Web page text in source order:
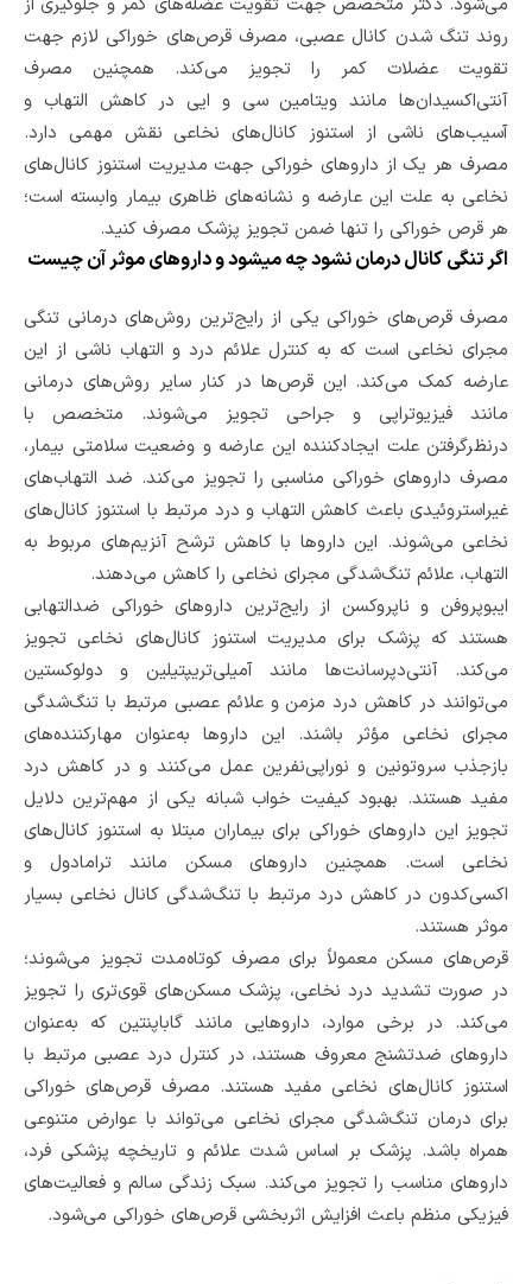
می‌شود. دکتر متخصص‌ جهت تقویت عضله‌های کمر و جلوگیری از
روند تنگ شدن کانال عصبی، مصرف قرص‌های خوراکی لازم جهت
تقویت عضلات کمر را تجویز می‌کند. همچنین مصرف
آنتی‌اکسیدان‌ها مانند ویتامین سی و ایی در کاهش التهاب و
آسیب‌های ناشی از استنوز کانال‌های نخاعی نقش مهمی دارد.
مصرف هر یک از داروهای خوراکی جهت مدیریت استنوز کانال‌های
نخاعی به علت این عارضه و نشانه‌های ظاهری بیمار وابسته است؛
هر قرص خوراکی را تنها ضمن تجویز پزشک مصرف کنید.
اگر تنگی کانال درمان نشود چه میشود و داروهای موثر آن چیست
مصرف قرص‌های خوراکی یکی از رایج‌ترین روش‌های درمانی تنگی
مجرای نخاعی است که به کنترل علائم درد و التهاب ناشی از این
عارضه کمک می‌کند. این قرص‌ها در کنار سایر روش‌های درمانی
مانند فیزیوتراپی و جراحی تجویز می‌شوند. متخصص با
درنظرگرفتن علت ایجادکننده این عارضه و وضعیت سلامتی بیمار،
مصرف داروهای خوراکی مناسبی را تجویز می‌کند. ضد التهاب‌های
غیراستروئیدی باعث کاهش التهاب و درد مرتبط با استنوز کانال‌های
نخاعی می‌شوند. این داروها با کاهش ترشح آنزیم‌های مربوط به
التهاب، علائم تنگ‌شدگی مجرای نخاعی را کاهش می‌دهند.
ایبوپروفن و ناپروکسن از رایج‌ترین داروهای خوراکی ضدالتهابی
هستند که پزشک برای مدیریت استنوز کانال‌های نخاعی تجویز
می‌کند. آنتی‌دپرسانت‌ها مانند آمیلی‌تریپتیلین و دولوکستین
می‌توانند در کاهش درد مزمن و علائم عصبی مرتبط با تنگ‌شدگی
مجرای نخاعی مؤثر باشند. این داروها به‌عنوان مهارکننده‌های
بازجذب سروتونین و نوراپی‌نفرین عمل می‌کنند و در کاهش درد
مفید هستند. بهبود کیفیت خواب شبانه یکی از مهم‌ترین دلایل
تجویز این داروهای خوراکی برای بیماران مبتلا به استنوز کانال‌های
نخاعی است. همچنین داروهای مسکن مانند ترامادول و
اکسی‌کدون در کاهش درد مرتبط با تنگ‌شدگی کانال نخاعی بسیار
موثر هستند.
قرص‌های مسکن معمولاً برای مصرف کوتاه‌مدت تجویز می‌شوند؛
در صورت تشدید درد نخاعی‌، پزشک مسکن‌های قوی‌تری را تجویز
می‌کند. در برخی موارد، داروهایی مانند گاباپنتین که به‌عنوان
داروهای ضدتشنج معروف هستند، در کنترل درد عصبی مرتبط با
استنوز کانال‌های نخاعی مفید هستند. مصرف قرص‌های خوراکی
برای درمان تنگ‌شدگی مجرای نخاعی می‌تواند با عوارض‌ متنوعی
همراه باشد. پزشک بر اساس شدت علائم و تاریخچه پزشکی فرد،
داروهای مناسب را تجویز می‌کند‌. سبک زندگی سالم و فعالیت‌های
فیزیکی منظم باعث افزایش اثربخشی قرص‌های خوراکی می‌شود.